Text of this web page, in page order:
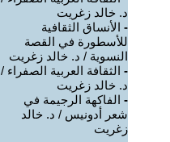
د. خالد زغريت
- الأنساق الثقافية
للأسطورة في القصة
النسوية / د. خالد زغريت
- الثقافة العربية الصفراء /
د. خالد زغريت
- الفاكهة الرجيمة في
شعر أدونيس / د. خالد
زغريت